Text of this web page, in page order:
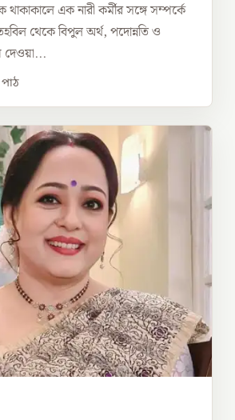
এক নারী কর্মীর সঙ্গে সম্পর্কে
থেকে বিপুল অর্থ, পদোন্নতি ও
দেওয়া...